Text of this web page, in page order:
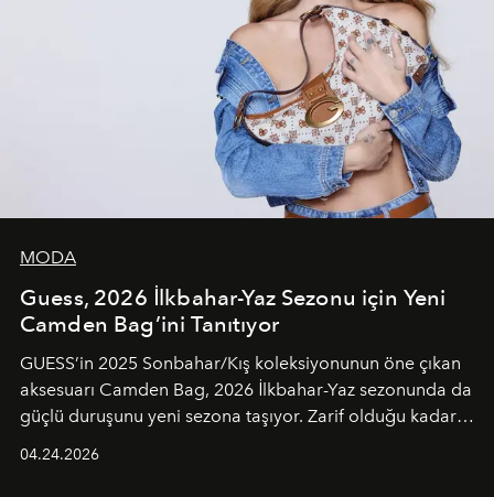
MODA
Guess, 2026 İlkbahar-Yaz Sezonu için Yeni
Camden Bag’ini Tanıtıyor
GUESS’in 2025 Sonbahar/Kış koleksiyonunun öne çıkan
aksesuarı Camden Bag, 2026 İlkbahar-Yaz sezonunda da
güçlü duruşunu yeni sezona taşıyor. Zarif olduğu kadar
04.24.2026